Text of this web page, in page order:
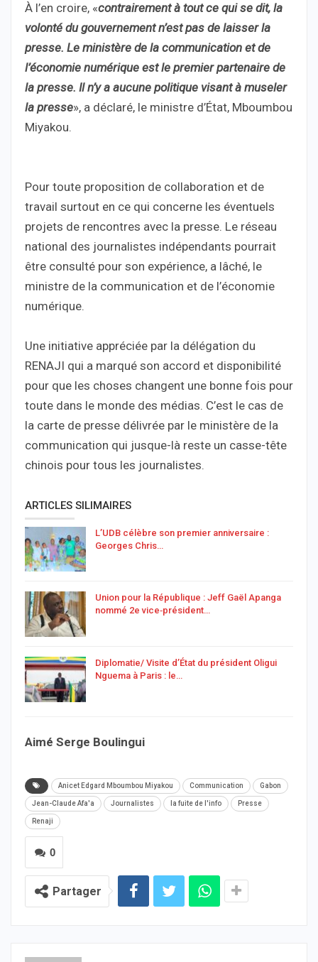
À l’en croire, «contrairement à tout ce qui se dit, la
volonté du gouvernement n’est pas de laisser la
presse. Le ministère de la communication et de
l’économie numérique est le premier partenaire de
la presse. Il n’y a aucune politique visant à museler
la presse», a déclaré, le ministre d’État, Mboumbou
Miyakou.
Pour toute proposition de collaboration et de
travail surtout en ce qui concerne les éventuels
projets de rencontres avec la presse. Le réseau
national des journalistes indépendants pourrait
être consulté pour son expérience, a lâché, le
ministre de la communication et de l’économie
numérique.
Une initiative appréciée par la délégation du
RENAJI qui a marqué son accord et disponibilité
pour que les choses changent une bonne fois pour
toute dans le monde des médias. C’est le cas de
la carte de presse délivrée par le ministère de la
communication qui jusque-là reste un casse-tête
chinois pour tous les journalistes.
ARTICLES SILIMAIRES
L’UDB célèbre son premier anniversaire :
Georges Chris…
Union pour la République : Jeff Gaël Apanga
nommé 2e vice‑président…
Diplomatie/ Visite d’État du président Oligui
Nguema à Paris : le…
Aimé Serge Boulingui
Anicet Edgard Mboumbou Miyakou Communication Gabon
Jean-Claude Afa'a Journalistes la fuite de l'info Presse
Renaji
0
Partager